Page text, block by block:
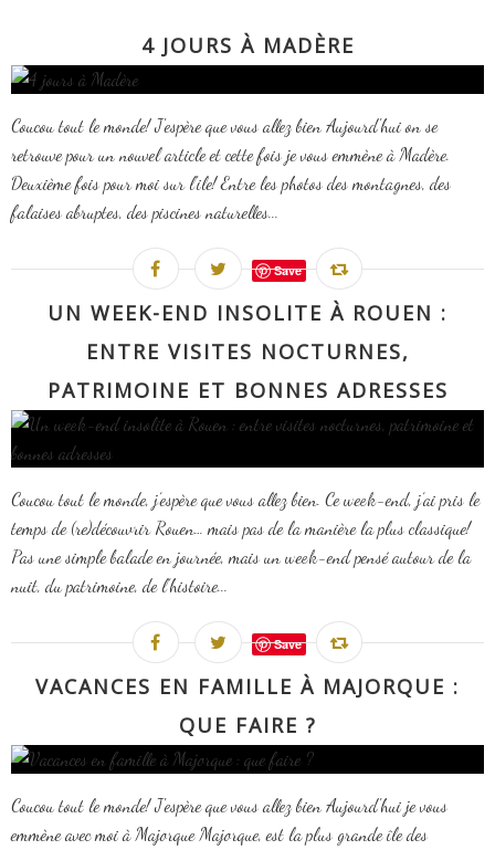
4 JOURS À MADÈRE
Coucou tout le monde! J'espère que vous allez bien Aujourd'hui on se
retrouve pour un nouvel article et cette fois je vous emmène à Madère.
Deuxième fois pour moi sur l'ile! Entre les photos des montagnes, des
falaises abruptes, des piscines naturelles...
Save
UN WEEK-END INSOLITE À ROUEN :
ENTRE VISITES NOCTURNES,
PATRIMOINE ET BONNES ADRESSES
Coucou tout le monde, j’espère que vous allez bien. Ce week-end, j’ai pris le
temps de (re)découvrir Rouen… mais pas de la manière la plus classique!
Pas une simple balade en journée, mais un week-end pensé autour de la
nuit, du patrimoine, de l’histoire...
Save
VACANCES EN FAMILLE À MAJORQUE :
QUE FAIRE ?
Coucou tout le monde! J'espère que vous allez bien Aujourd'hui je vous
emmène avec moi à Majorque Majorque, est la plus grande île des